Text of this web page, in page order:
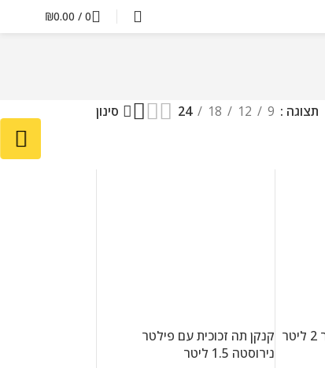
0
/
₪0.00
תצוגה 9
12
18
24 סינון
קנקן תה זכוכית עם פילטר 2 ליטר קנקן תה זכוכית עם פילטר
נירוסטה 1.5 ליטר